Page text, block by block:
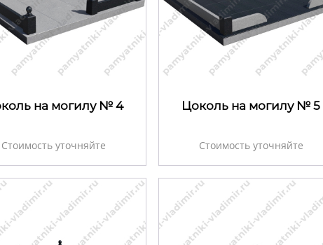
на могилу № 4
Стоимость уточняйте
Цоколь на могилу № 5
Стоимость уточняйте